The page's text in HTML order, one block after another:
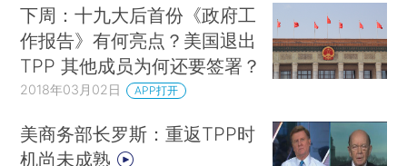
下周：十九大后首份《政府工
作报告》有何亮点？美国退出
TPP 其他成员为何还要签署？
2018年03月02日 APP打开
美商务部长罗斯：重返TPP时
机尚未成熟